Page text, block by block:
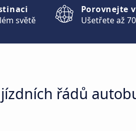
světě
Porovnejte
Ušetřete až
řádů